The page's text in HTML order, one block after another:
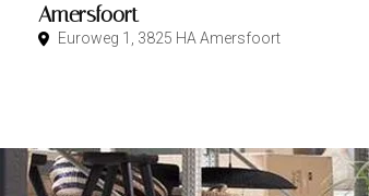
Amersfoort
Euroweg 1, 3825 HA Amersfoort